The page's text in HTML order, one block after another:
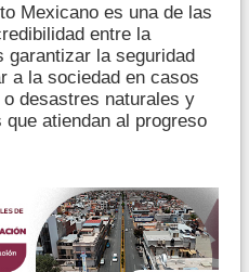
Mexicano es una de las
entre la
garantizar la seguridad
a la sociedad en casos
desastres naturales y
atiendan al progreso